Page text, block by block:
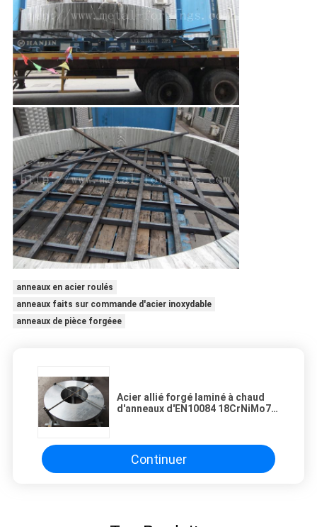
anneaux en acier roulés
anneaux faits sur commande d'acier inoxydable
anneaux de pièce forgéee
Acier allié forgé laminé à chaud
d'anneaux d'EN10084 18CrNiMo7-
Continuer